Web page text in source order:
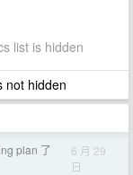
list is hidden
not hidden
plan 了
6 月 29
日